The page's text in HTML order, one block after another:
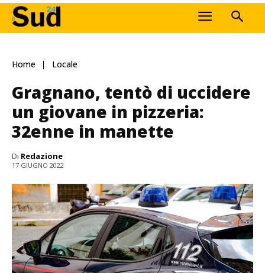
Home Locale
Gragnano, tentò di uccidere
un giovane in pizzeria:
32enne in manette
Di Redazione
17 GIUGNO 2022